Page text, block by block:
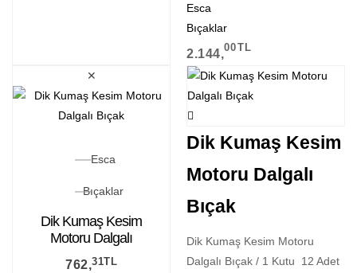
Esca
Bıçaklar
2.144,00TL
✕
Esca
Bıçaklar
Dik Kumaş Kesim
Motoru Dalgalı
Bıçak
762,31TL
Dik Kumaş Kesim
Motoru Dalgalı
Bıçak
Dik Kumaş Kesim Motoru
Dalgalı Bıçak / 1 Kutu 12 Adet